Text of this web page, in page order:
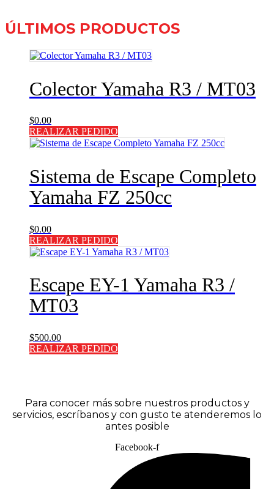
ÚLTIMOS PRODUCTOS
Colector Yamaha R3 / MT03
$0.00
REALIZAR PEDIDO
Sistema de Escape Completo
Yamaha FZ 250cc
$0.00
REALIZAR PEDIDO
Escape EY-1 Yamaha R3 /
MT03
$500.00
REALIZAR PEDIDO
Para conocer más sobre nuestros productos y
servicios, escríbanos y con gusto te atenderemos lo
antes posible
Facebook-f